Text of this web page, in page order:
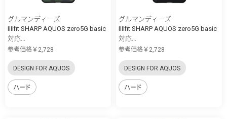
グルマンディーズ
IIIIfit SHARP AQUOS zero5G basic
対応...
参考価格￥2,728
DESIGN FOR AQUOS
ハード
グルマンディーズ
IIIIfit SHARP AQUOS zero5G basic
対応...
参考価格￥2,728
DESIGN FOR AQUOS
ハード